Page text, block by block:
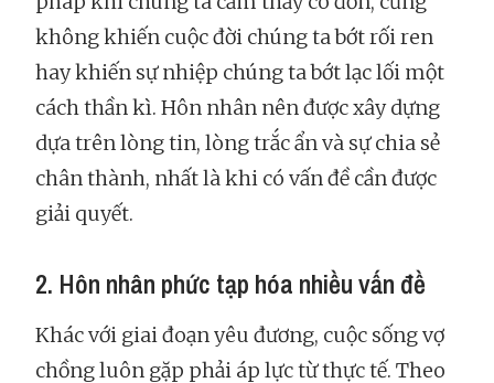
không khiến cuộc đời chúng ta bớt rối ren
hay khiến sự nhiệp chúng ta bớt lạc lối một
cách thần kì. Hôn nhân nên được xây dựng
dựa trên lòng tin, lòng trắc ẩn và sự chia sẻ
chân thành, nhất là khi có vấn đề cần được
giải quyết.
2. Hôn nhân phức tạp hóa nhiều vấn đề
Khác với giai đoạn yêu đương, cuộc sống vợ
chồng luôn gặp phải áp lực từ thực tế. Theo